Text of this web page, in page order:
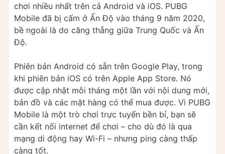
chơi nhiều nhất trên cả Android và iOS. PUBG
Mobile đã bị cấm ở Ấn Độ vào tháng 9 năm 2020,
bề ngoài là do căng thẳng giữa Trung Quốc và Ấn
Độ.
Phiên bản Android có sẵn trên Google Play, trong
khi phiên bản iOS có trên Apple App Store. Nó
được cập nhật mỗi tháng một lần với nội dung mới,
bản đồ và các mặt hàng có thể mua được. Vì PUBG
Mobile là một trò chơi trực tuyến bền bỉ, bạn sẽ
cần kết nối internet để chơi – cho dù đó là qua
mạng di động hay Wi-Fi – nhưng ping càng thấp
càng tốt.